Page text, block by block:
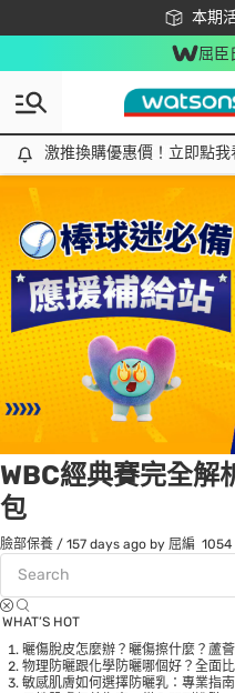
本期
下載
屈臣
激推換購優惠價！立即點我看
激推換購優惠價！立即點我
Tag:棒球1
WBC經典賽完全解
包
臉部保養 / 157 days ago by 屈編 1054
WHAT’S HOT
曬傷脫皮怎麼辦？曬傷擦什麼？蘆
物理防曬跟化學防曬哪個好？全面
敏感肌膚如何選擇防曬乳：專業指南